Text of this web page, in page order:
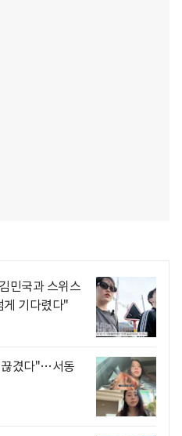
민국과 스위스
게 기다렸다"
끊겼다"…서동